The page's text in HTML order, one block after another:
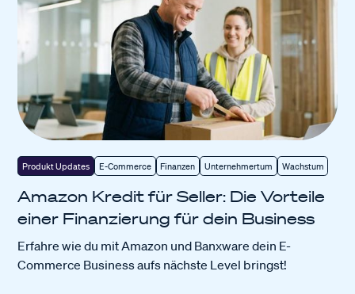
Produkt Updates E-Commerce Finanzen Unternehmertum Wachstum
Amazon Kredit für Seller: Die Vorteile
einer Finanzierung für dein Business
Erfahre wie du mit Amazon und Banxware dein E-
Commerce Business aufs nächste Level bringst!